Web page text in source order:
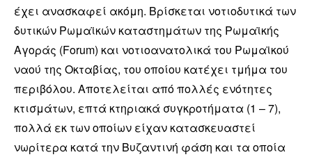
έχει ανασκαφεί ακόμη. Βρίσκεται νοτιοδυτικά των
δυτικών Ρωμαϊκών καταστημάτων της Ρωμαϊκής
Αγοράς (Forum) και νοτιοανατολικά του Ρωμαϊκού
ναού της Οκταβίας, του οποίου κατέχει τμήμα του
περιβόλου. Αποτελείται από πολλές ενότητες
κτισμάτων, επτά κτηριακά συγκροτήματα (1 – 7),
πολλά εκ των οποίων είχαν κατασκευαστεί
νωρίτερα κατά την Βυζαντινή φάση και τα οποία